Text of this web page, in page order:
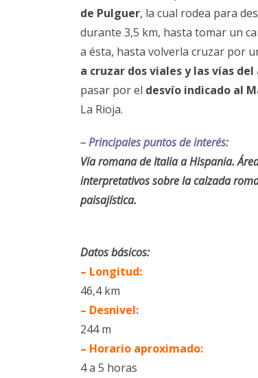
de Pulguer, la cual rodea para
durante 3,5 km, hasta tomar un
a ésta, hasta volverla cruzar por
a cruzar dos viales y las vías
pasar por el desvío indicado al
La Rioja.
– Principales puntos de interés:
Vía romana de Italia a Hispania.
interpretativos sobre la calzada
paisajística.
Datos básicos:
– Longitud:
46,4 km
– Desnivel:
244 m
– Horario aproximado:
4 a 5 horas